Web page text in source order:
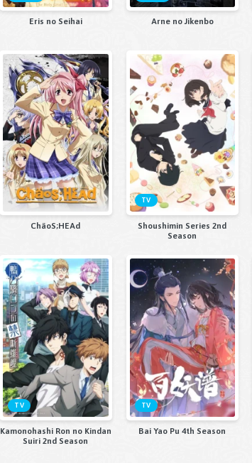
Eris no Seihai Arne no Jikenbo
ChäoS;HEAd
TV
Shoushimin Series 2nd
Season
TV
Kamonohashi Ron no Kindan
Suiri 2nd Season
TV
Bai Yao Pu 4th Season